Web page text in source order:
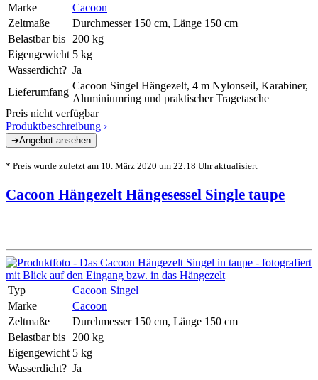
Marke
Cacoon
Zeltmaße
Durchmesser 150 cm, Länge 150 cm
Belastbar bis
200 kg
Eigengewicht 5 kg
Wasserdicht? Ja
Lieferumfang
Cacoon Singel Hängezelt, 4 m Nylonseil, Karabiner,
Aluminiumring und praktischer Tragetasche
Preis nicht verfügbar
Produktbeschreibung ›
* Preis wurde zuletzt am 10. März 2020 um 22:18 Uhr aktualisiert
Cacoon Hängezelt Hängesessel Single taupe
Typ
Cacoon Singel
Marke
Cacoon
Zeltmaße
Durchmesser 150 cm, Länge 150 cm
Belastbar bis
200 kg
Eigengewicht 5 kg
Wasserdicht? Ja